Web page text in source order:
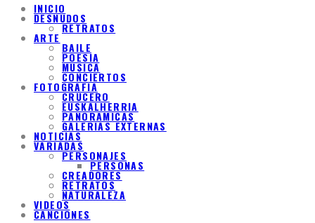
INICIO
DESNUDOS
RETRATOS
ARTE
BAILE
POESIA
MUSICA
CONCIERTOS
FOTOGRAFIA
CRUCERO
EUSKALHERRIA
PANORAMICAS
GALERIAS EXTERNAS
NOTICIAS
VARIADAS
PERSONAJES
PERSONAS
CREADORES
RETRATOS
NATURALEZA
VIDEOS
CANCIONES